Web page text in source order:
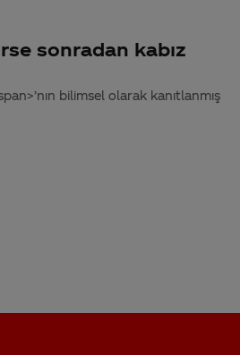
sonradan kabız
bilimsel olarak kanıtlanmış